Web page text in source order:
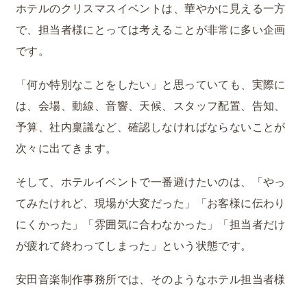
ホテルのクリスマスイベントは、華やかに見える一方
で、担当者様にとっては考えることが非常に多い企画
です。
「何か特別なことをしたい」と思っていても、実際に
は、会場、動線、音響、天候、スタッフ配置、告知、
予算、社内稟議など、確認しなければならないことが
次々に出てきます。
そして、ホテルイベントで一番避けたいのは、「やっ
てみたけれど、現場が大変だった」「お客様に伝わり
にくかった」「雰囲気に合わなかった」「担当者だけ
が疲れて終わってしまった」という状態です。
安田音楽制作事務所では、そのようなホテル担当者様